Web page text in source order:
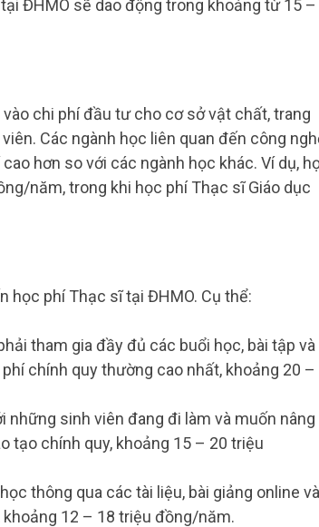
ĐHMO sẽ dao động trong khoảng từ 15 –
chi phí đầu tư cho cơ sở vật chất, trang
Các ngành học liên quan đến công
hơn so với các ngành học khác. Ví dụ,
năm, trong khi học phí Thạc sĩ Giáo dục
học phí Thạc sĩ tại ĐHMO. Cụ thể:
tham gia đầy đủ các buổi học, bài tập và
chính quy thường cao nhất, khoảng 20 –
sinh viên đang đi làm và muốn nâng
tạo chính quy, khoảng 15 – 20 triệu
thông qua các tài liệu, bài giảng online và
12 – 18 triệu đồng/năm.